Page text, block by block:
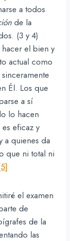
a todos
de la
(3 y 4)
el bien y
actual como
Él. Los que
a sí
lo hacen
eficaz y
a quienes da
que ni total ni
el examen
de
de la
las